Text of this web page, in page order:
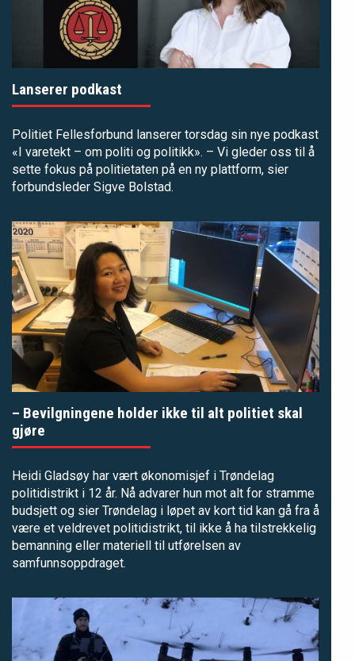
Lanserer podkast
Politiet Fellesforbund lanserer torsdag sin nye podkast
«I varetekt – om politi og politikk». – Vi gleder oss til å
sette fokus på politietaten på en ny plattform, sier
forbundsleder Sigve Bolstad.
– Bevilgningene holder ikke til alt politiet skal
gjøre
Heidi Gladsøy har vært økonomisjef i Trøndelag
politidistrikt i 12 år. Nå advarer hun mot alt for stramme
budsjett og sier Trøndelag i løpet av kort tid kan gå fra å
være et veldrevet politidistrikt, til ikke å ha tilstrekkelig
bemanning eller materiell til utførelsen av
samfunnsoppdraget.